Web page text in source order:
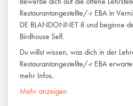
Restaurantangestellte/-r EBA in
DE BLANDONNET 8 und beginne
Birdhouse Self.
Du willst wissen, was dich in der
Restaurantangestellte/-r EBA
mehr Infos.
Mehr anzeigen